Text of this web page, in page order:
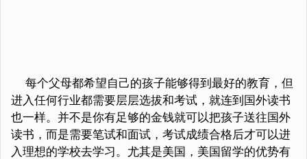
每个父母都希望自己的孩子能够得到最好的教育，但
进入任何行业都需要层层选拔和考试，就连到国外读书
也一样。并不是你有足够的金钱就可以把孩子送往国外
读书，而是需要笔试和面试，考试成绩合格后才可以进
入理想的学校去学习。尤其是美国，美国留学的优势有